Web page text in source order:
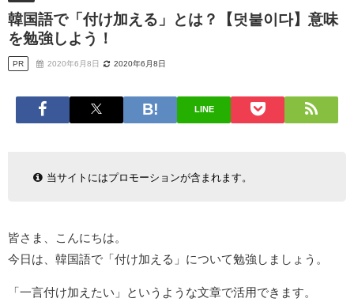
韓国語で「付け加える」とは？【덧붙이다】意味
を勉強しよう！
PR 2020年6月8日 2020年6月8日
LINE
当サイトにはプロモーションが含まれます。
皆さま、こんにちは。
今日は、韓国語で「付け加える」について勉強しましょう。
「一言付け加えたい」というような文章で活用できます。